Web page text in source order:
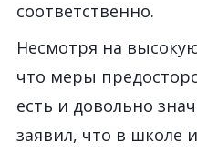
соответственно.
Несмотря на
что меры
есть и довольно
заявил, что в школе